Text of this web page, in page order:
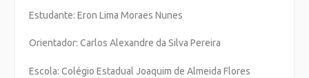
Estudante: Eron Lima Moraes Nunes
Orientador: Carlos Alexandre da Silva Pereira
Escola: Colégio Estadual Joaquim de Almeida Flores